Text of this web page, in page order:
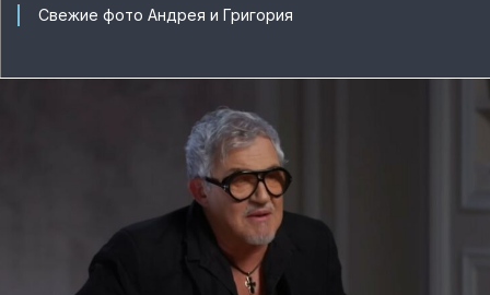
Свежие фото Андрея и Григория